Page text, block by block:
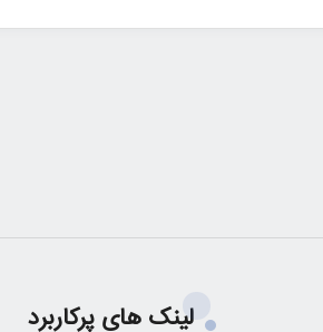
لینک های پرکاربرد